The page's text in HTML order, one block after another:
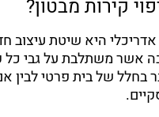
קירות מבטון?
אדריכלי היא שיטת עיצוב
אשר משתלבת על גבי כל
בחלל של בית פרטי לבין